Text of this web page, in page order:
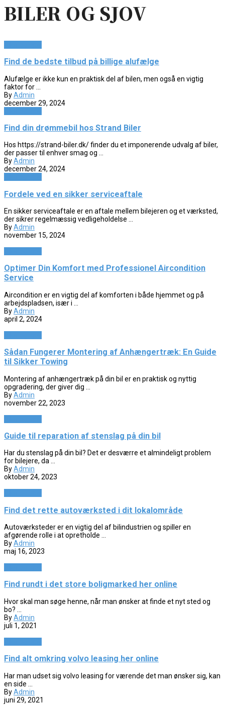
BILER OG SJOV
Find de bedste tilbud på billige alufælge
Alufælge er ikke kun en praktisk del af bilen, men også en vigtig
faktor for ...
ByAdmin
december 29, 2024
Find din drømmebil hos Strand Biler
Hos https://strand-biler.dk/ finder du et imponerende udvalg af biler,
der passer til enhver smag og ...
ByAdmin
december 24, 2024
Fordele ved en sikker serviceaftale
En sikker serviceaftale er en aftale mellem bilejeren og et værksted,
der sikrer regelmæssig vedligeholdelse ...
ByAdmin
november 15, 2024
Optimer Din Komfort med Professionel Aircondition
Service
Aircondition er en vigtig del af komforten i både hjemmet og på
arbejdspladsen, især i ...
ByAdmin
april 2, 2024
Sådan Fungerer Montering af Anhængertræk: En Guide
til Sikker Towing
Montering af anhængertræk på din bil er en praktisk og nyttig
opgradering, der giver dig ...
ByAdmin
november 22, 2023
Guide til reparation af stenslag på din bil
Har du stenslag på din bil? Det er desværre et almindeligt problem
for bilejere, da ...
ByAdmin
oktober 24, 2023
Find det rette autoværksted i dit lokalområde
Autoværksteder er en vigtig del af bilindustrien og spiller en
afgørende rolle i at opretholde ...
ByAdmin
maj 16, 2023
Find rundt i det store boligmarked her online
Hvor skal man søge henne, når man ønsker at finde et nyt sted og
bo? ...
ByAdmin
juli 1, 2021
Find alt omkring volvo leasing her online
Har man udset sig volvo leasing for værende det man ønsker sig, kan
en side ...
ByAdmin
juni 29, 2021